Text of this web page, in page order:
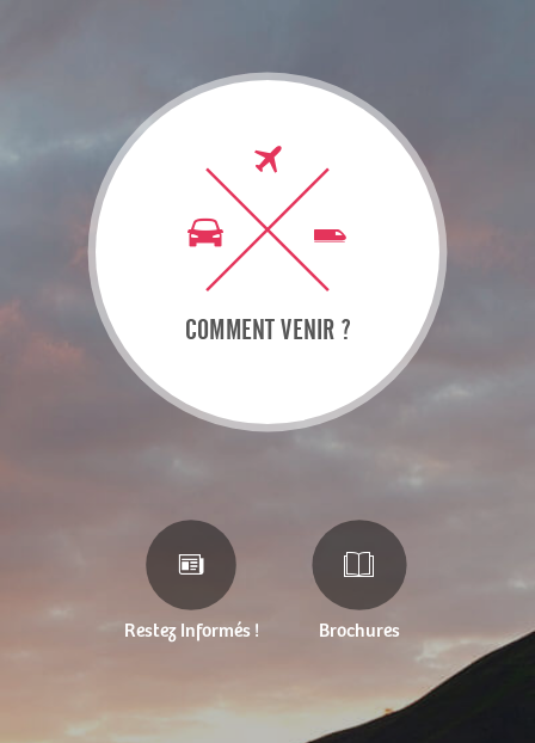
COMMENT VENIR ?
Restez Informés ! Brochures